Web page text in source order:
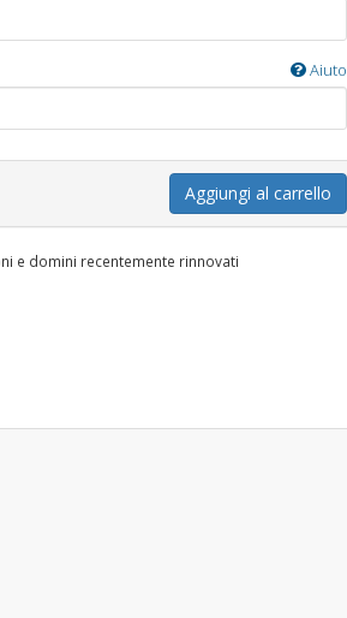
Aiuto
Aggiungi al carrello
e domini recentemente rinnovati